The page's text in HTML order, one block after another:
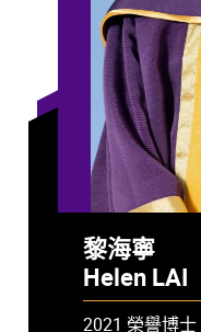
黎海寧
Helen LAI
2021 榮譽博士